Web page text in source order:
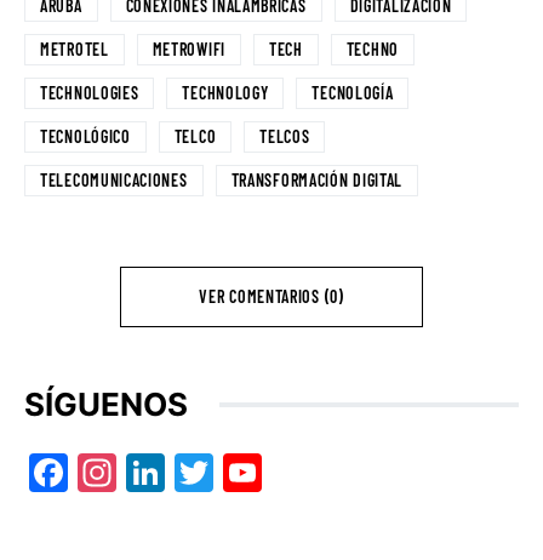
ARUBA CONEXIONES INALÁMBRICAS DIGITALIZACIÓN
METROTEL METROWIFI TECH TECHNO
TECHNOLOGIES TECHNOLOGY TECNOLOGÍA
TECNOLÓGICO TELCO TELCOS
TELECOMUNICACIONES TRANSFORMACIÓN DIGITAL
VER COMENTARIOS (0)
SÍGUENOS
Facebook
Instagram
LinkedIn
Twitter